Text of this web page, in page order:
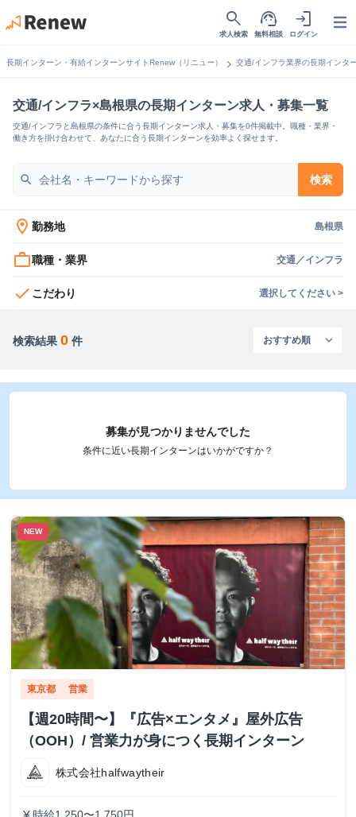
search
求人検索
support_agent
無料相談
login
ログイン
長期インターン・有給インターンサイトRenew（リニュー） chevron_right 交通/インフラ業界の長期インタ
交通/インフラ×島根県の長期インターン求人・募集一覧
交通/インフラと島根県の条件に合う長期インターン求人・募集を0件掲載中。職種・業界・
働き方を掛け合わせて、あなたに合う長期インターンを効率よく探せます。
search 検索
location_on 勤務地 島根県
work_outline職種・業界 交通／インフラ
check こだわり 選択してください >
検索結果 0 件
募集が見つかりませんでした
条件に近い長期インターンはいかがですか？
NEW
東京都 営業
【週20時間〜】『広告×エンタメ』屋外広告
（OOH）/ 営業力が身につく長期インターン
株式会社halfwaytheir
currency_yen